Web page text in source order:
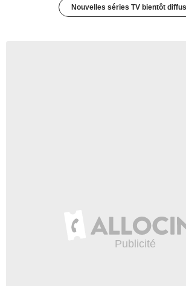
Nouvelles séries TV bientôt